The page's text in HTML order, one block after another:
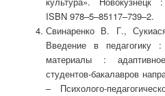
ISBN 978–5–85117–739–2.
Свинаренко В. Г.,
Введение в педагогику :
материалы :
студентов-бакалавров
– Психолого-